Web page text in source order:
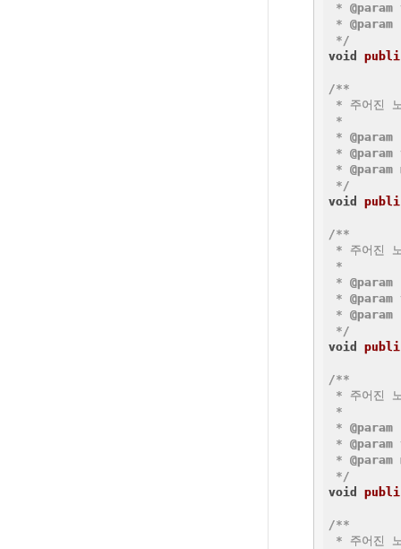
* @param
* @param
*/
void
/**
* 주어진
*
* @param
* @param
* @param
*/
void
/**
* 주어진
*
* @param
* @param
* @param
*/
void
/**
* 주어진
*
* @param
* @param
* @param
*/
void
/**
* 주어진